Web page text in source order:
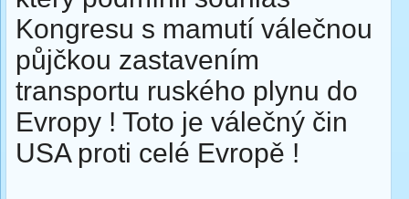
Kongresu s mamutí válečnou
půjčkou zastavením
transportu ruského plynu do
Evropy ! Toto je válečný čin
USA proti celé Evropě !